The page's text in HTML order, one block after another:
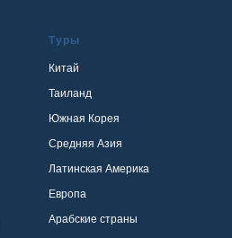
Туры
Китай
Таиланд
Южная Корея
Средняя Азия
Латинская Америка
Европа
Арабские страны